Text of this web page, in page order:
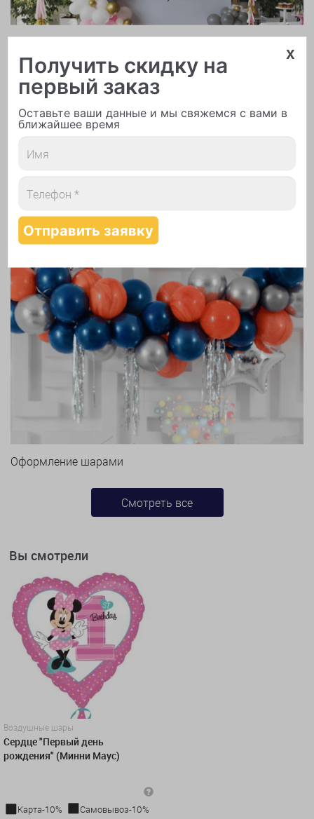
Арки и гирлянды из шаров
Оформление шарами
Смотреть все
Вы смотрели
Воздушные шары
Сердце "Первый день
рождения" (Минни Маус)
Карта-10%
Самовывоз-10%
x
Получить скидку на
первый заказ
Оставьте ваши данные и мы свяжемся с вами в
ближайшее время